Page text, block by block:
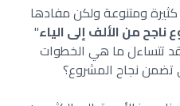
كثيرة ومتنوعة ولكن مفادها
من الألف إلى الياء"
تتساءل ما هي الخطوات
تضمن نجاح المشروع؟